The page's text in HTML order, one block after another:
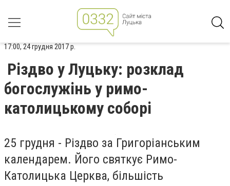
17:00, 24 грудня 2017 р.
Різдво у Луцьку: розклад
богослужінь у римо-
католицькому соборі
25 грудня - Різдво за Григоріанським
календарем. Його святкує Римо-
Католицька Церква, більшість